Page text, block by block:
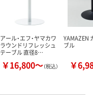
アール・エフ・ヤマカワ
ラウンドリフレッシュ
テーブル 直径8…
￥16,800～（税込）
YAMAZEN
ブル
￥